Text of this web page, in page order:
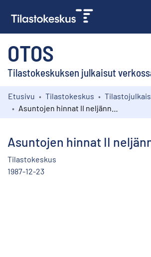
OTOS
Tilastokeskuksen julkaisut
Kokoelmat
Etusivu Tilastokeskus
Asuntojen hinnat II
Tilastokeskus
1987-12-23